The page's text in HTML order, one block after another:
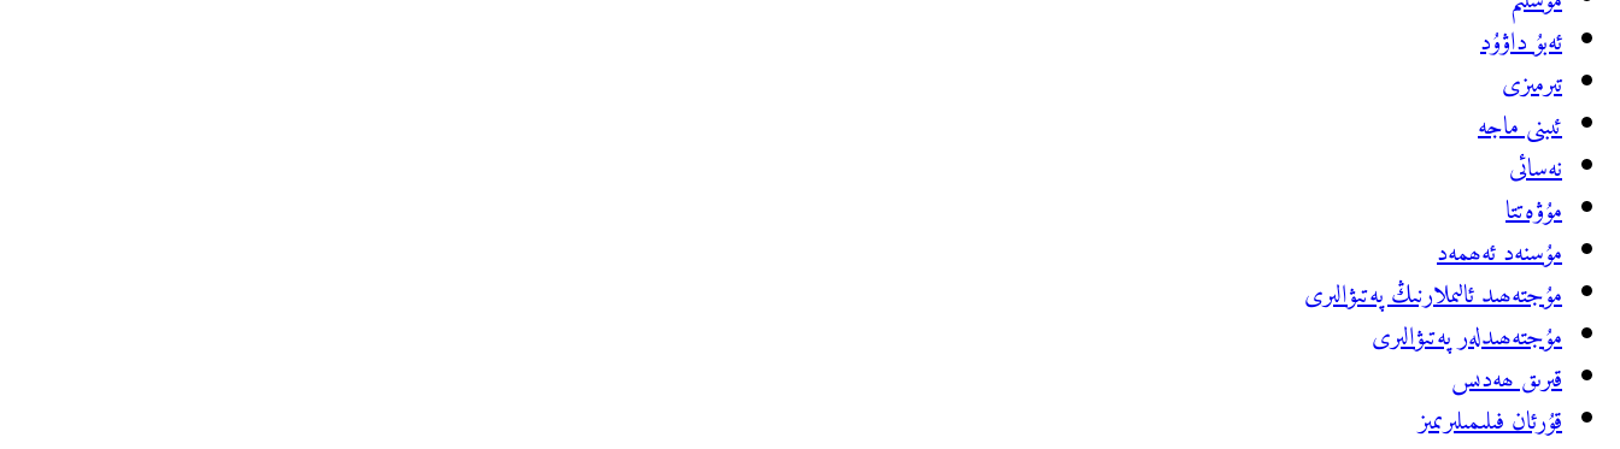
ئەبۇ داۋۇد
تىرمىزى
ئىبنى ماجە
نەسائى
مۇۋەتتا
مۇسنەد ئ‍ەھمەد
مۇجتەھىد ئالىملارنىڭ پەتىۋالىرى
مۇجتەھىدلەر پەتىۋالىرى
قىرىق ھەدىس
قۇرئان فىلىمىلىرىمىز